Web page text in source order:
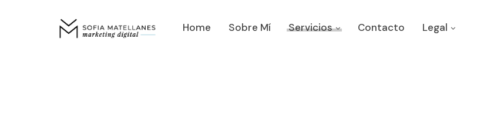
Home Sobre Mí Servicios Contacto Legal